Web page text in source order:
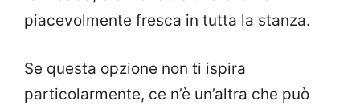
piacevolmente fresca in tutta la stanza.
Se questa opzione non ti ispira
particolarmente, ce n’è un’altra che può